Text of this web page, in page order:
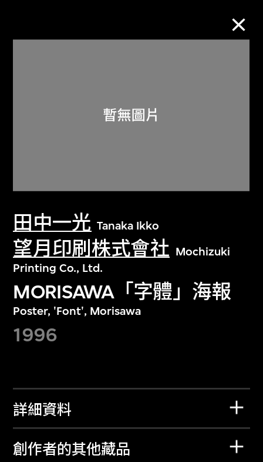
田中一光 Tanaka Ikko
望月印刷株式會社 Mochizuki
Printing Co., Ltd.
MORISAWA「字體」海報
Poster, 'Font', Morisawa
1996
詳細資料
創作者的其他藏品
關於M+藏品
探索世界頂級的二十及二十一世紀視覺
文化藏品。